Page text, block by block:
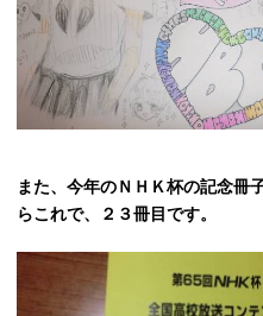
また、今年のＮＨＫ杯の記念冊
らこれで、２３冊目です。